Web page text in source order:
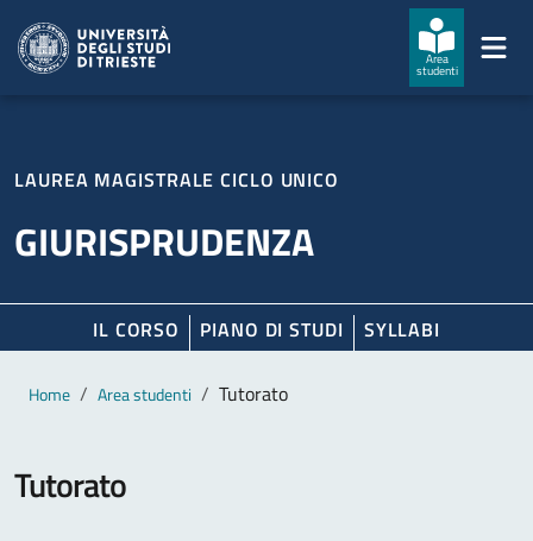
Area
studenti
LAUREA MAGISTRALE CICLO UNICO
GIURISPRUDENZA
IL CORSO PIANO DI STUDI SYLLABI
Contenuto principale
Breadcrumb
Home Area studenti Tutorato
Tutorato